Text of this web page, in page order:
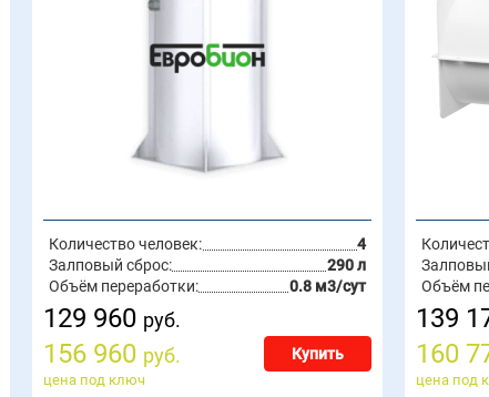
Количество человек:
4
Залповый сброс:
290 л
Объём переработки:
0.8 м3/сут
129 960 руб.
156 960 руб. Купить
цена под ключ
Объём
139
160
цена под